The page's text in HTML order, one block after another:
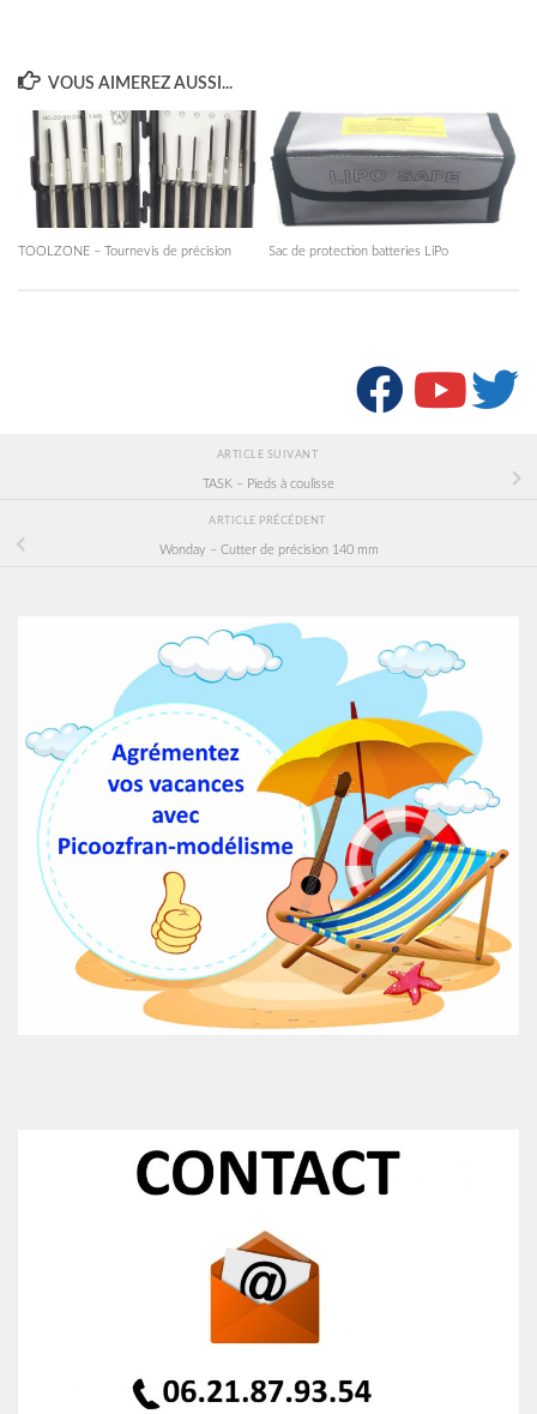
VOUS AIMEREZ AUSSI...
TOOLZONE – Tournevis de précision Sac de protection batteries LiPo
ARTICLE SUIVANT
TASK – Pieds à coulisse
ARTICLE PRÉCÉDENT
Wonday – Cutter de précision 140 mm